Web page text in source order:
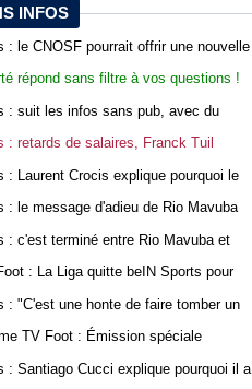
INFOS
: le CNOSF pourrait offrir une nouvelle
répond sans filtre à vos questions !
: suit les infos sans pub, avec du
: retards de salaires, Franck Tuil
: Laurent Crocis explique pourquoi le
: le message d'adieu de Rio Mavuba
: c'est terminé entre Rio Mavuba et
: La Liga quitte beIN Sports pour
: "C'est une honte de faire tomber un
Bordeaux", Jean-Marc Ferreri
la gestion du club
TV Foot : Émission spéciale
: Santiago Cucci explique pourquoi il a